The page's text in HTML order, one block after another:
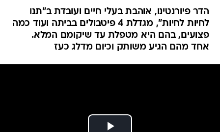
הדר פיורנטינו, אוהבת בעלי חיים ועובדת ב"תנו
לחיות לחיות", מגדלת 4 פיטבולים בביתה ועוד כמה
פצועים, בהם היא מטפלת עד שיקומם המלא.
אחד מהם הגיע משותק וכיום מדלג כעז